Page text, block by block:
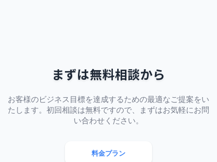
まずは無料相談から
お客様のビジネス目標を達成するための最適なご提案をい
たします。初回相談は無料ですので、まずはお気軽にお問
い合わせください。
料金プラン